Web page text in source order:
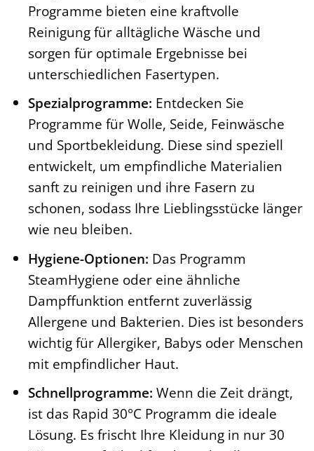
Programme bieten eine kraftvolle
Reinigung für alltägliche Wäsche und
sorgen für optimale Ergebnisse bei
unterschiedlichen Fasertypen.
Spezialprogramme: Entdecken Sie
Programme für Wolle, Seide, Feinwäsche
und Sportbekleidung. Diese sind speziell
entwickelt, um empfindliche Materialien
sanft zu reinigen und ihre Fasern zu
schonen, sodass Ihre Lieblingsstücke länger
wie neu bleiben.
Hygiene-Optionen: Das Programm
SteamHygiene oder eine ähnliche
Dampffunktion entfernt zuverlässig
Allergene und Bakterien. Dies ist besonders
wichtig für Allergiker, Babys oder Menschen
mit empfindlicher Haut.
Schnellprogramme: Wenn die Zeit drängt,
ist das Rapid 30°C Programm die ideale
Lösung. Es frischt Ihre Kleidung in nur 30